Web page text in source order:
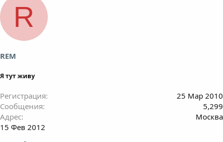
R
REM
Я тут живу
Регистрация
25 Мар 2010
Сообщения
5,299
Адрес
Москва
15 Фев 2012